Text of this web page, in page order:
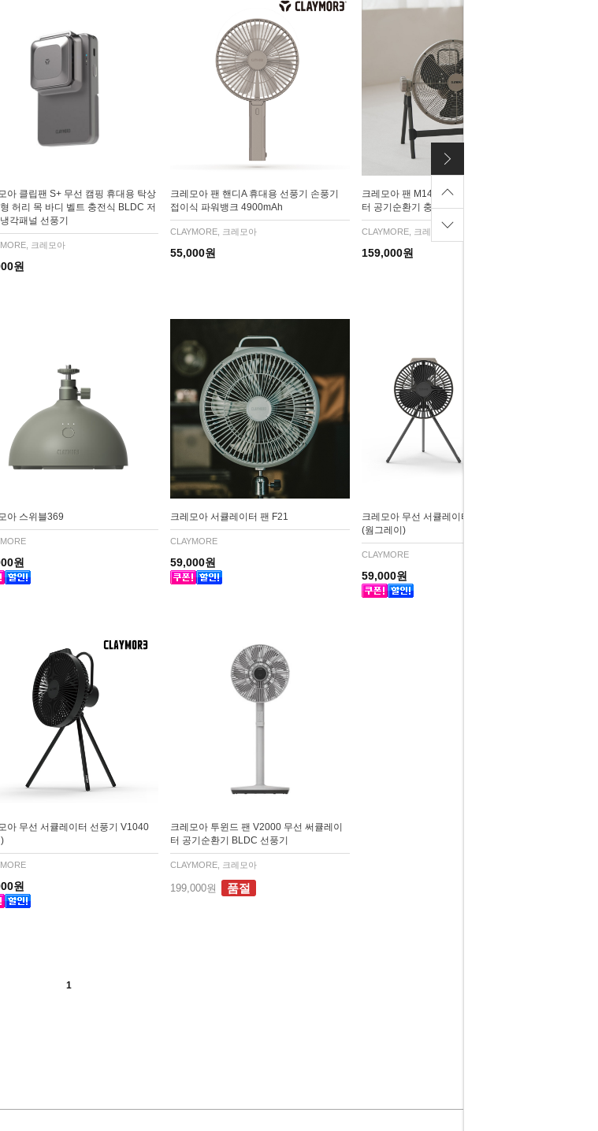
아 클립팬 S+ 무선 캠핑 휴대용 탁상
허리 목 바디 벨트 충전식 BLDC 저
각패널 선풍기
크레모아
원
크레모아 팬 핸디A 휴대용 선풍기 손풍기
접이식 파워뱅크 4900mAh
CLAYMORE, 크레모아
55,000원
크레모아 팬 M14 L 유무선 캠핑 써큘레이
터 공기순환기 충전식 BLDC 저소음 선풍기
CLAYMORE, 크레모아
159,000원
아 스위블369
원
크레모아 서큘레이터 팬 F21
CLAYMORE
59,000원
크레모아 무선 서큘레이터 선풍기 V600+
(웜그레이)
CLAYMORE
59,000원
아 무선 서큘레이터 선풍기 V1040
원
크레모아 투윈드 팬 V2000 무선 써큘레이
터 공기순환기 BLDC 선풍기
CLAYMORE, 크레모아
199,000원 품절
1